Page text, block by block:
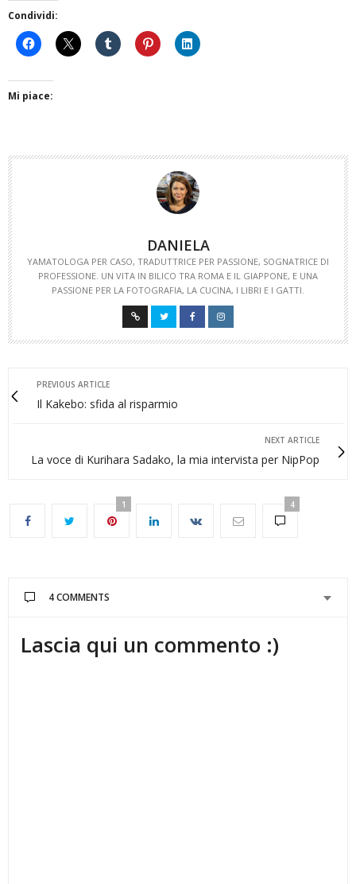
Condividi:
Mi piace:
DANIELA
YAMATOLOGA PER CASO, TRADUTTRICE PER PASSIONE, SOGNATRICE DI
PROFESSIONE. UN VITA IN BILICO TRA ROMA E IL GIAPPONE, E UNA
PASSIONE PER LA FOTOGRAFIA, LA CUCINA, I LIBRI E I GATTI.
PREVIOUS ARTICLE
Il Kakebo: sfida al risparmio
NEXT ARTICLE
La voce di Kurihara Sadako, la mia intervista per NipPop
1 4
4 COMMENTS
Lascia qui un commento :)